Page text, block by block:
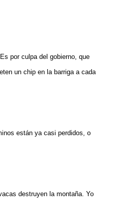
por culpa del gobierno, que
un chip en la barriga a cada
están ya casi perdidos, o
destruyen la montaña. Yo